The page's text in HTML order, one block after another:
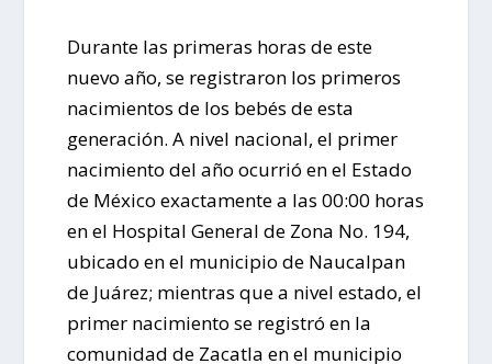
Durante las primeras horas de este
nuevo año, se registraron los primeros
nacimientos de los bebés de esta
generación. A nivel nacional, el primer
nacimiento del año ocurrió en el Estado
de México exactamente a las 00:00 horas
en el Hospital General de Zona No. 194,
ubicado en el municipio de Naucalpan
de Juárez; mientras que a nivel estado, el
primer nacimiento se registró en la
comunidad de Zacatla en el municipio